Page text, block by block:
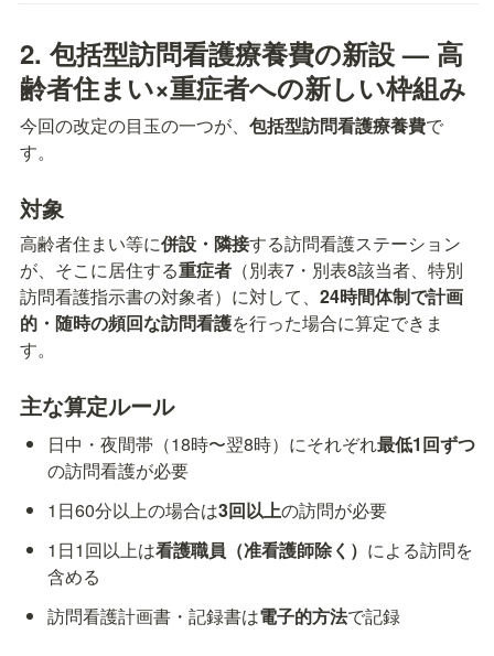
2. 包括型訪問看護療養費の新設 — 高
齢者住まい×重症者への新しい枠組み
今回の改定の目玉の一つが、 包括型訪問看護療養費で
す。
対象
高齢者住まい等に併設・隣接する訪問看護ステーション
が、そこに居住する重症者 （別表7・別表8該当者、特別
訪問看護指示書の対象者）に対して、 24時間体制で計画
的・随時の頻回な訪問看護を行った場合に算定できま
す。
主な算定ルール
日中・夜間帯（18時〜翌8時）にそれぞれ最低1回ずつ
の訪問看護が必要
1日60分以上の場合は3回以上の訪問が必要
1日1回以上は看護職員（准看護師除く） による訪問を
含める
訪問看護計画書・記録書は電子的方法で記録